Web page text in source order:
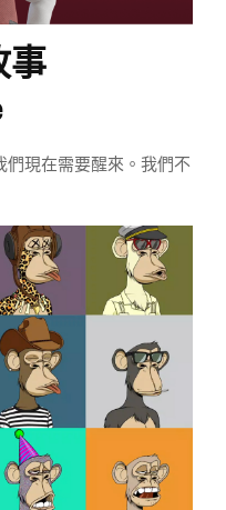
事
們現在需要醒來。我們不